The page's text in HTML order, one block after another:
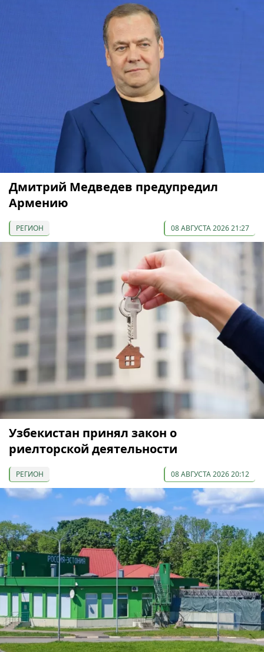
Дмитрий Медведев предупредил
Армению
РЕГИОН 08 АВГУСТА 2026 21:27
Узбекистан принял закон о
риелторской деятельности
РЕГИОН 08 АВГУСТА 2026 20:12